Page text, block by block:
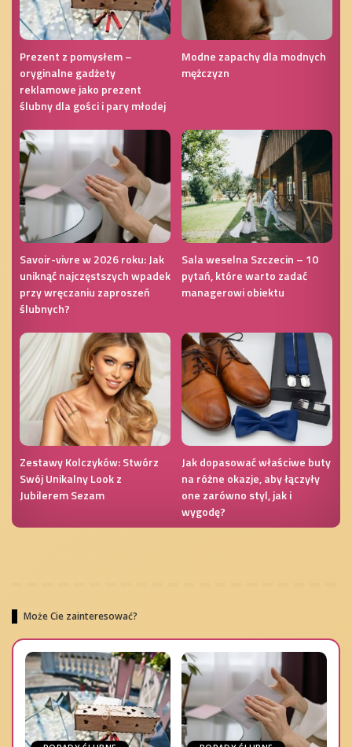
Prezent z pomysłem –
oryginalne gadżety
reklamowe jako prezent
ślubny dla gości i pary młodej
Modne zapachy dla modnych
mężczyzn
Savoir-vivre w 2026 roku: Jak
uniknąć najczęstszych wpadek
przy wręczaniu zaproszeń
ślubnych?
Sala weselna Szczecin – 10
pytań, które warto zadać
managerowi obiektu
Zestawy Kolczyków: Stwórz
Swój Unikalny Look z
Jubilerem Sezam
Jak dopasować właściwe buty
na różne okazje, aby łączyły
one zarówno styl, jak i
wygodę?
Może Cie zainteresować?